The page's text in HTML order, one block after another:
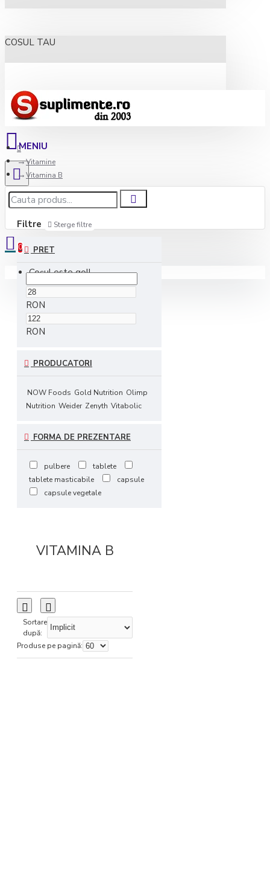
COSUL TAU
0
Coșul este gol!
Vitamine
Vitamina B
Filtre Sterge filtre
PRET
RON
RON
PRODUCATORI
NOW Foods Gold Nutrition Olimp
Nutrition Weider Zenyth Vitabolic
FORMA DE PREZENTARE
pulbere
tablete
tablete masticabile
capsule
capsule vegetale
VITAMINA B
Sortare
după:
Produse pe pagină: